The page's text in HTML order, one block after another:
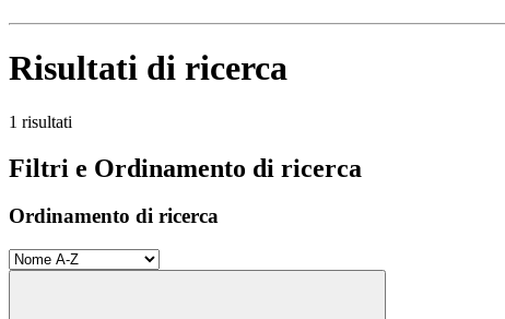
Risultati di ricerca
1 risultati
Filtri e Ordinamento di ricerca
Ordinamento di ricerca